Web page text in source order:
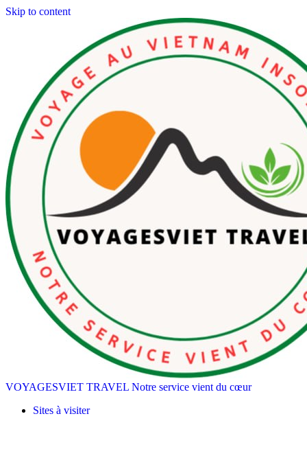
Skip to content
VOYAGESVIET TRAVEL Notre service vient du cœur
Sites à visiter